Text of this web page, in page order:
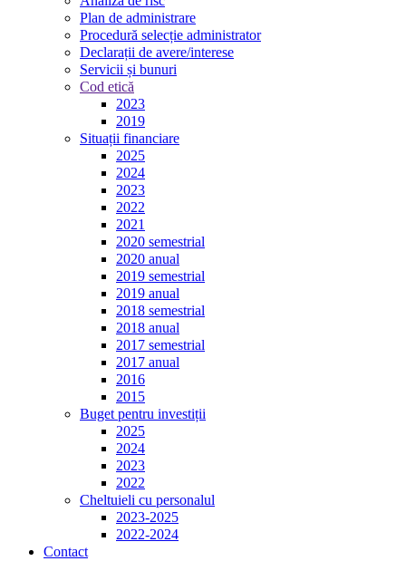
Plan de administrare
Procedură selecție administrator
Declarații de avere/interese
Servicii și bunuri
Cod etică
2023
2019
Situații financiare
2025
2024
2023
2022
2021
2020 semestrial
2020 anual
2019 semestrial
2019 anual
2018 semestrial
2018 anual
2017 semestrial
2017 anual
2016
2015
Buget pentru investiții
2025
2024
2023
2022
Cheltuieli cu personalul
2023-2025
2022-2024
Contact